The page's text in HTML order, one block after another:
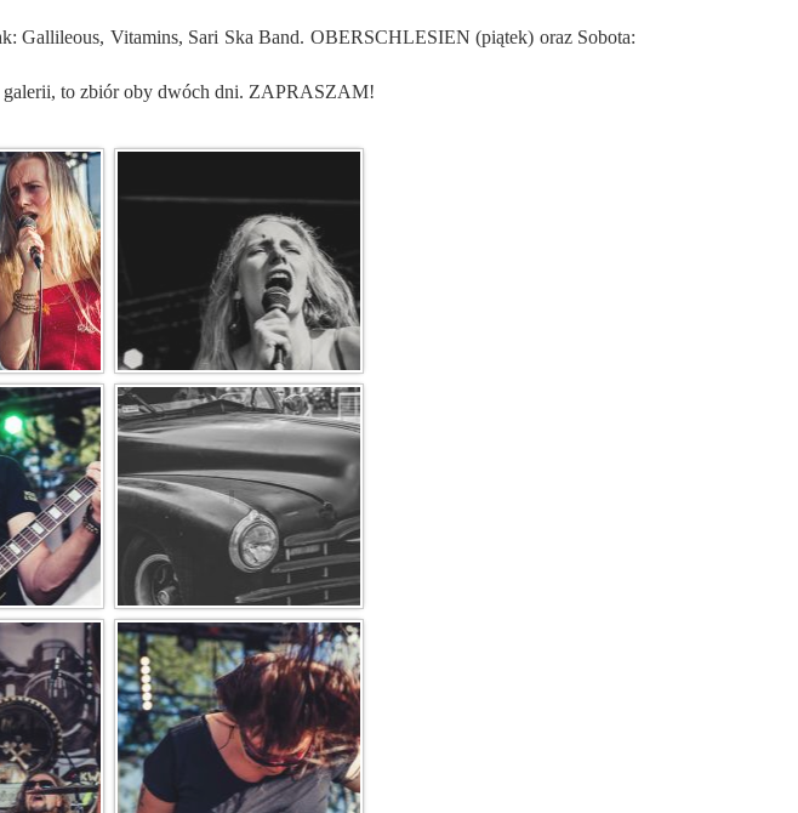
Gallileous, Vitamins, Sari Ska Band. OBERSCHLESIEN (piątek) oraz Sobota:
to zbiór oby dwóch dni. ZAPRASZAM!